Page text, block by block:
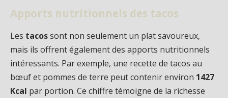
Apports nutritionnels des tacos
Les tacossont non seulement un plat savoureux,
mais ils offrent également des apports nutritionnels
intéressants. Par exemple, une recette de tacos au
bœuf et pommes de terre peut contenir environ 1427
Kcal par portion. Ce chiffre témoigne de la richesse